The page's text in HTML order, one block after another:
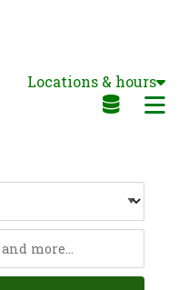
Locations & hours